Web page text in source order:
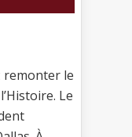
remonter le
Le